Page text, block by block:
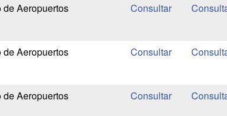
Aeropuertos
Aeropuertos
Aeropuertos